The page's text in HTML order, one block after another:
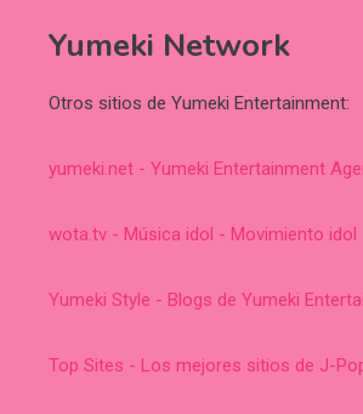
Yumeki Network
Otros sitios de Yumeki Entertainment:
yumeki.net - Yumeki Entertainment
wota.tv - Música idol - Movimiento idol
Yumeki Style - Blogs de Yumeki
Top Sites - Los mejores sitios de J-